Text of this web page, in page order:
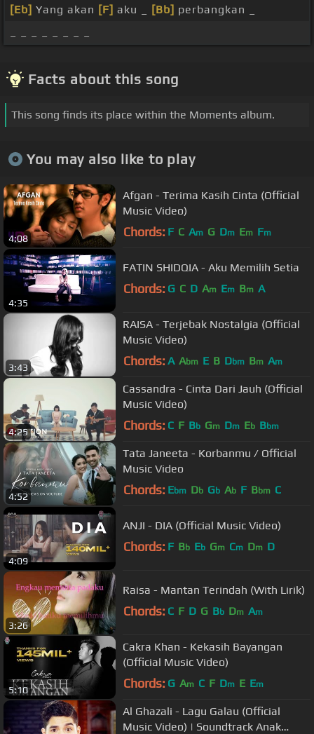
[Eb] Yang akan [F] aku _ [Bb] perbangkan _
Facts about this song
This song finds its place within the Moments album.
You may also like to play
4:08
Afgan - Terima Kasih Cinta (Official
Music Video)
Chords: F C Am G Dm Em Fm
4:35
FATIN SHIDQIA - Aku Memilih Setia
Chords: G C D Am Em Bm A
3:43
RAISA - Terjebak Nostalgia (Official
Music Video)
Chords: A Abm E B Dbm Bm Am
4:25
Cassandra - Cinta Dari Jauh (Official
Music Video)
Chords: C F Bb Gm Dm Eb Bbm
4:52
Tata Janeeta - Korbanmu / Official
Music Video
Chords: Ebm Db Gb Ab F Bbm C
4:09
ANJI - DIA (Official Music Video)
Chords: F Bb Eb Gm Cm Dm D
3:26
Raisa - Mantan Terindah (With Lirik)
Chords: C F D G Bb Dm Am
5:10
Cakra Khan - Kekasih Bayangan
(Official Music Video)
Chords: G Am C F Dm E Em
Al Ghazali - Lagu Galau (Official
Music Video) | Soundtrack Anak